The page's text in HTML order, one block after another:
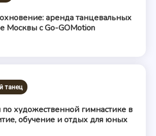
аренда танцевальных
Москвы с Go-GOMotion
танец
художественной гимнастике в
обучение и отдых для юных